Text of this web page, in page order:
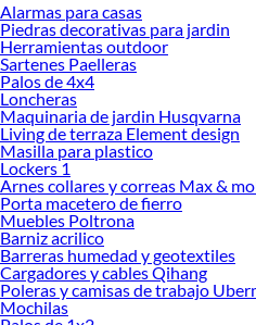
Desde remodelaciones hasta proyectos
tus ideas realidad. ¡Visítanos y encuentra
Ampolletas y tubos!
Explora la variedad de productos de
Herramientas, materiales y accesorios de
renovación de espacios. ¡Visítanos y
ofrecerte!
Encuentra una amplia variedad de
Encuentra todo lo necesario para tus
¡Visítanos y haz tus ideas realidad!
Alarmas para casas
Piedras decorativas para jardin
Herramientas outdoor
Sartenes Paelleras
Palos de 4x4
Loncheras
Maquinaria de jardin Husqvarna
Living de terraza Element design
Masilla para plastico
Lockers 1
Arnes collares y correas Max &
Porta macetero de fierro
Muebles Poltrona
Barniz acrilico
Barreras humedad y geotextiles
Cargadores y cables Qihang
Poleras y camisas de trabajo
Mochilas